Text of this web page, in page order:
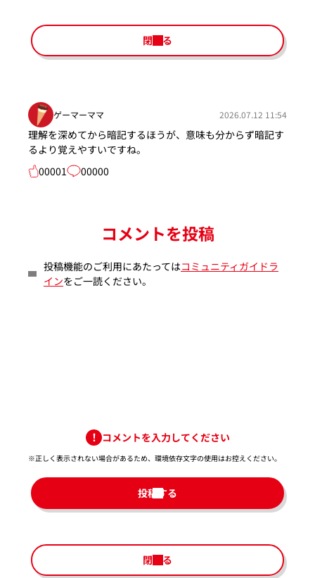
閉じる
ゲーマーママ 2026.07.12 11:54
理解を深めてから暗記するほうが、意味も分からず暗記す
るより覚えやすいですね。
00001
00000
コメントを投稿
投稿機能のご利用にあたってはコミュニティガイドラ
インをご一読ください。
コメントを入力してください
※正しく表示されない場合があるため、環境依存文字の使用はお控えください。​
投稿する
閉じる